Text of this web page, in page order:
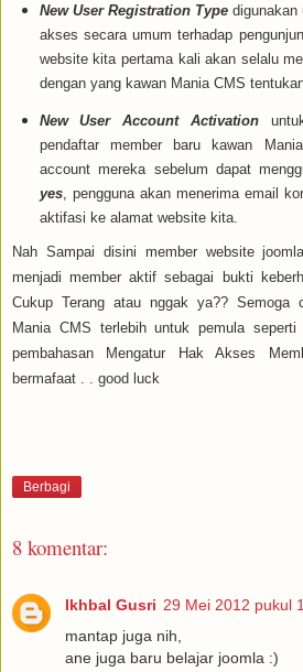
New User Registration Typedigunakan
akses secara umum terhadap
website kita pertama kali akan selalu
dengan yang kawan Mania CMS
New User Account Activation
pendaftar member baru kawan
account mereka sebelum dapat
yes, pengguna akan menerima email
aktifasi ke alamat website kita.
Nah Sampai disini member website
menjadi member aktif sebagai bukti
Cukup Terang atau nggak ya?? Semoga
Mania CMS terlebih untuk pemula
pembahasan Mengatur Hak Akses
bermafaat . . good luck
Berbagi
8 komentar:
Ikhbal Gusri 29 Mei 2012 pukul
mantap juga nih,
ane juga baru belajar joomla :)